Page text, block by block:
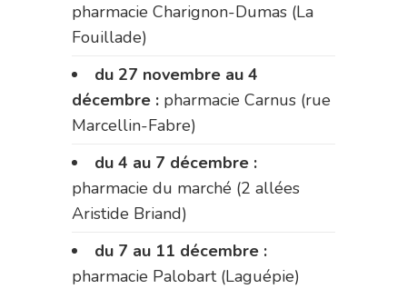
pharmacie Charignon-Dumas (La
Fouillade)
du 27 novembre au 4
décembre : pharmacie Carnus (rue
Marcellin-Fabre)
du 4 au 7 décembre :
pharmacie du marché (2 allées
Aristide Briand)
du 7 au 11 décembre :
pharmacie Palobart (Laguépie)